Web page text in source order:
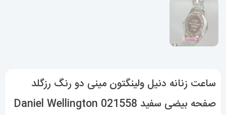
ساعت زنانه دنیل ولینگتون مینی دو رنگ رزگلد
صفحه بیضی سفید 021558 Daniel Wellington